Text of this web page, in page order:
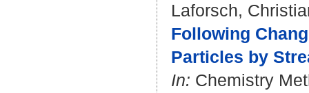
Laforsch,
Following
Particles by
In: Chemistry